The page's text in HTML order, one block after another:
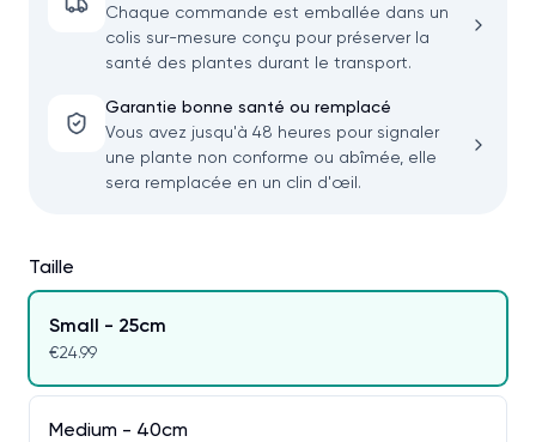
Chaque commande est emballée dans un
colis sur-mesure conçu pour préserver la
santé des plantes durant le transport.
Garantie bonne santé ou remplacé
Vous avez jusqu'à 48 heures pour signaler
une plante non conforme ou abîmée, elle
sera remplacée en un clin d'œil.
Taille
Small - 25cm
€24.99
Medium - 40cm